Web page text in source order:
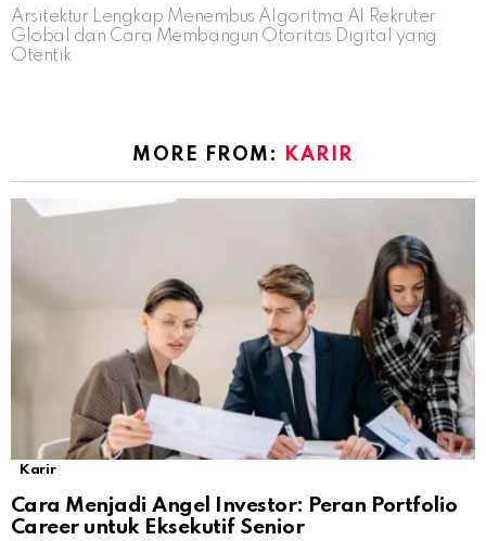
Arsitektur Lengkap Menembus Algoritma AI Rekruter
Global dan Cara Membangun Otoritas Digital yang
Otentik
MORE FROM: KARIR
Karir
Cara Menjadi Angel Investor: Peran Portfolio
Career untuk Eksekutif Senior